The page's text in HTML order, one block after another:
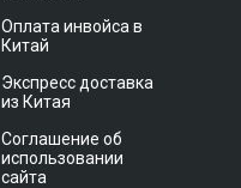
Оплата инвойса в
Китай
Экспресс доставка
из Китая
Соглашение об
использовании
сайта